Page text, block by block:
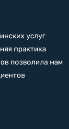
услуг
практика
позволила нам